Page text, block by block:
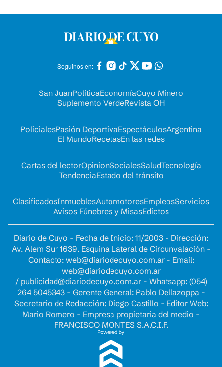
Seguinos en:
San JuanPolíticaEconomíaCuyo Minero
Suplemento VerdeRevista OH
PolicialesPasión DeportivaEspectáculosArgentina
El MundoRecetasEn las redes
Cartas del lectorOpinionSocialesSaludTecnología
TendenciaEstado del tránsito
ClasificadosInmueblesAutomotoresEmpleosServicios
Avisos Fúnebres y MisasEdictos
Diario de Cuyo - Fecha de Inicio: 11/2003 - Dirección:
Av. Alem Sur 1639. Esquina Lateral de Circunvalación -
Contacto: web@diariodecuyo.com.ar- Email:
web@diariodecuyo.com.ar
/ publicidad@diariodecuyo.com.ar- Whatsapp: (054)
264 5045343 - Gerente General: Pablo Dellazoppa -
Secretario de Redacción: Diego Castillo - Editor Web:
Mario Romero - Empresa propietaria del medio -
FRANCISCO MONTES S.A.C.I.F.